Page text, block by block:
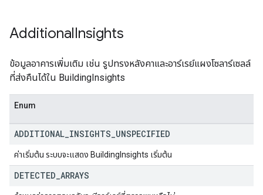
AdditionalInsights
ข้อมูลอาคารเพิ่มเติม เช่น รูปทรงหลังคาและอาร์เรย์แผงโซลาร์เซลล์
ที่ส่งคืนได้ใน BuildingInsights
Enum
ADDITIONAL INSIGHTS UNSPECIFIED
ค่าเริ่มต้น ระบบจะแสดง BuildingInsights เริ่มต้น
DETECTED ARRAYS